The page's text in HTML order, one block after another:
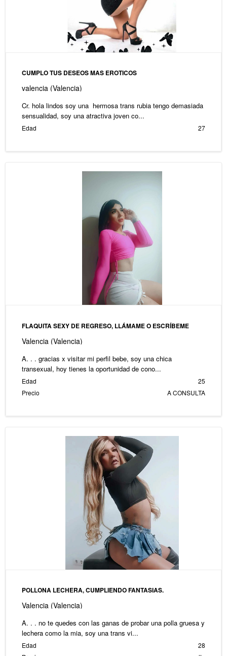
CUMPLO TUS DESEOS MAS EROTICOS
valencia (Valencia)
Cr. hola lindos soy una hermosa trans rubia tengo demasiada
sensualidad, soy una atractiva joven co...
Edad 27
FLAQUITA SEXY DE REGRESO, LLÁMAME O ESCRÍBEME
Valencia (Valencia)
A. . . gracias x visitar mi perfil bebe, soy una chica
transexual, hoy tienes la oportunidad de cono...
Edad
25
Precio
A CONSULTA
POLLONA LECHERA, CUMPLIENDO FANTASIAS.
Valencia (Valencia)
A. . . no te quedes con las ganas de probar una polla gruesa y
lechera como la mia, soy una trans vi...
Edad
28